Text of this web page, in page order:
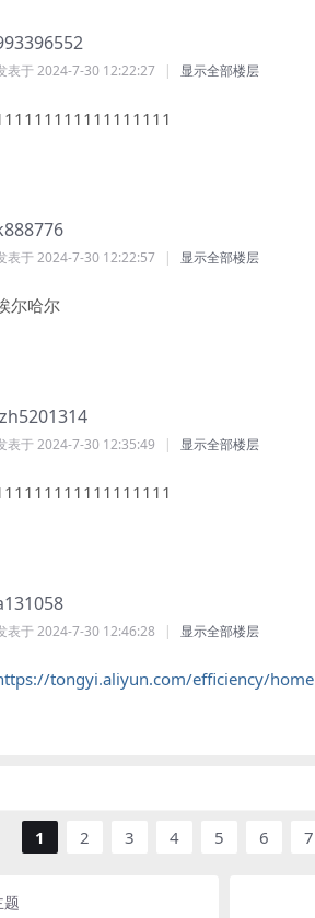
表于 2024-7-30 12:22:27 | 显示全部楼层
表于 2024-7-30 12:22:57 | 显示全部楼层
尔哈尔
表于 2024-7-30 12:35:49 | 显示全部楼层
表于 2024-7-30 12:46:28 | 显示全部楼层
tongyi.aliyun.com/efficiency/home
1 2 3 4 5 6 7
题